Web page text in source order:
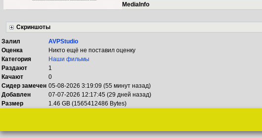
MediaInfo
Скриншоты
Залил
AVPStudio
Оценка
Никто ещё не поставил оценку
Категория
Наши фильмы
Раздают
1
Качают
0
Сидер замечен 05-08-2026 3:19:09 (55 минут назад)
Добавлен
07-07-2026 12:17:45 (29 дней назад)
Размер
1.46 GB (1565412486 Bytes)